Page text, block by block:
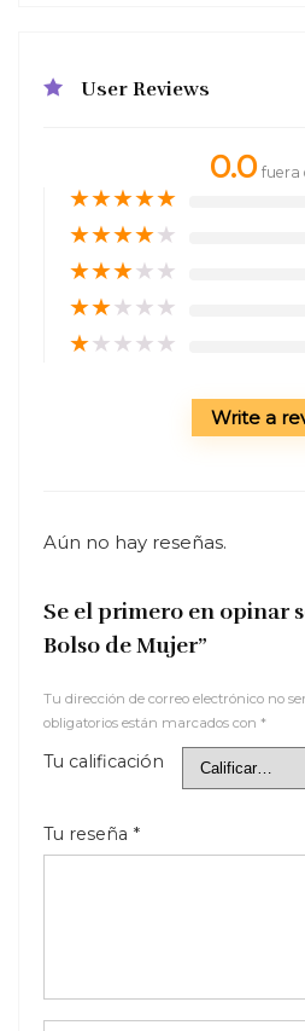
User Reviews
0.0 fuera
★★★★★
★★★★★
★★★★★
★★★★★
★★★★★
Write a
Aún no hay reseñas.
Se el primero en opinar
Bolso de Mujer”
Tu dirección de correo electrónico no
obligatorios están marcados con *
Tu calificación
Tu reseña *